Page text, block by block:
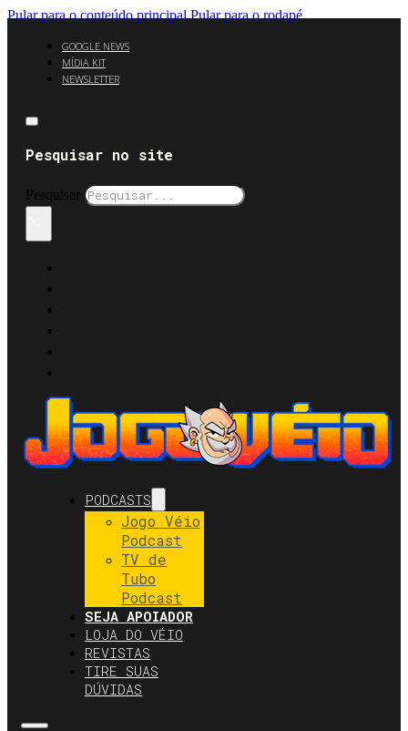
Pular para o conteúdo principal Pular para o rodapé
GOOGLE NEWS
MÍDIA KIT
NEWSLETTER
Pesquisar no site
Pesquisar
PODCASTS
Jogo Véio
Podcast
TV de
Tubo
Podcast
SEJA APOIADOR
LOJA DO VÉIO
REVISTAS
TIRE SUAS
DÚVIDAS